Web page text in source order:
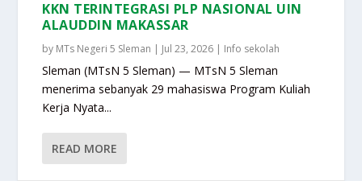
KKN TERINTEGRASI PLP NASIONAL UIN
ALAUDDIN MAKASSAR
by MTs Negeri 5 Sleman | Jul 23, 2026 | Info sekolah
Sleman (MTsN 5 Sleman) — MTsN 5 Sleman
menerima sebanyak 29 mahasiswa Program Kuliah
Kerja Nyata...
READ MORE